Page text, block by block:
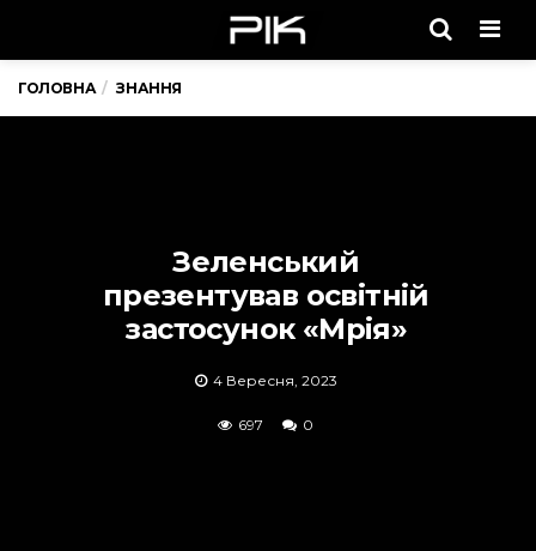
ГОЛОВНА ЗНАННЯ
Зеленський
презентував освітній
застосунок «Мрія»
4 Вересня, 2023
697 0